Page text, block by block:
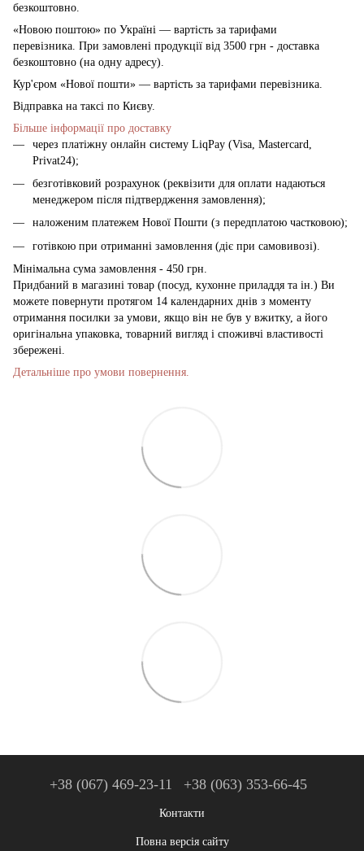
безкоштовно.
«Новою поштою» по Україні — вартість за тарифами
перевізника. При замовлені продукції від 3500 грн - доставка
безкоштовно (на одну адресу).
Кур'єром «Нової пошти» — вартість за тарифами перевізника.
Відправка на таксі по Києву.
Більше інформації про доставку
через платіжну онлайн систему LiqPay (Visa, Mastercard,
Privat24);
безготівковий розрахунок (реквізити для оплати надаються
менеджером після підтвердження замовлення);
наложеним платежем Нової Пошти (з передплатою частковою);
готівкою при отриманні замовлення (діє при самовивозі).
Мінімальна сума замовлення - 450 грн.
Придбаний в магазині товар (посуд, кухонне приладдя та ін.) Ви
можете повернути протягом 14 календарних днів з моменту
отримання посилки за умови, якщо він не був у вжитку, а його
оригінальна упаковка, товарний вигляд і споживчі властивості
збережені.
Детальніше про умови повернення.
+38 (067) 469-23-11 +38 (063) 353-66-45
Контакти
Повна версія сайту